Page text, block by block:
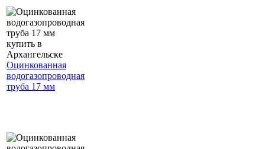
Оцинкованная
водогазопроводная
труба 17 мм